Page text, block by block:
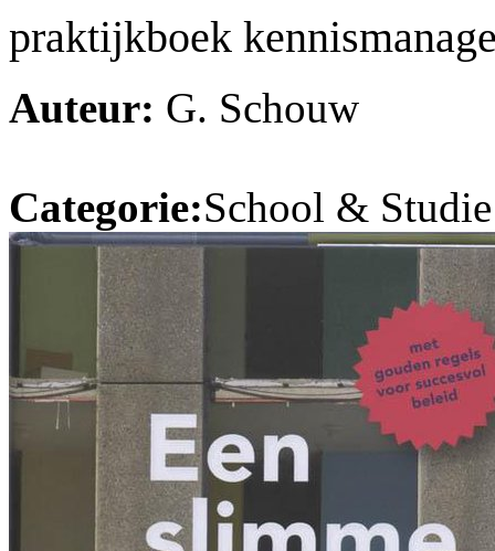
praktijkboek
Auteur: G. Schouw
Categorie:School &